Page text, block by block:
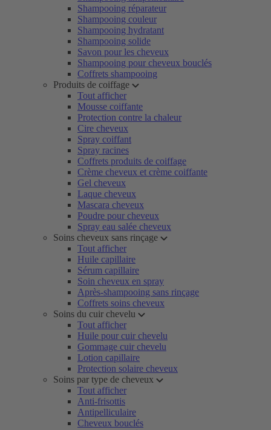
Shampooing réparateur
Shampooing couleur
Shampooing hydratant
Shampooing solide
Savon pour les cheveux
Shampooing pour cheveux bouclés
Coffrets shampooing
Produits de coiffage
Tout afficher
Mousse coiffante
Protection contre la chaleur
Cire cheveux
Spray coiffant
Spray racines
Coffrets produits de coiffage
Crème cheveux et crème coiffante
Gel cheveux
Laque cheveux
Mascara cheveux
Poudre pour cheveux
Spray eau salée cheveux
Soins cheveux sans rinçage
Tout afficher
Huile capillaire
Sérum capillaire
Soin cheveux en spray
Après-shampooing sans rinçage
Coffrets soins cheveux
Soins du cuir chevelu
Tout afficher
Huile pour cuir chevelu
Gommage cuir chevelu
Lotion capillaire
Protection solaire cheveux
Soins par type de cheveux
Tout afficher
Anti-frisottis
Antipelliculaire
Cheveux bouclés